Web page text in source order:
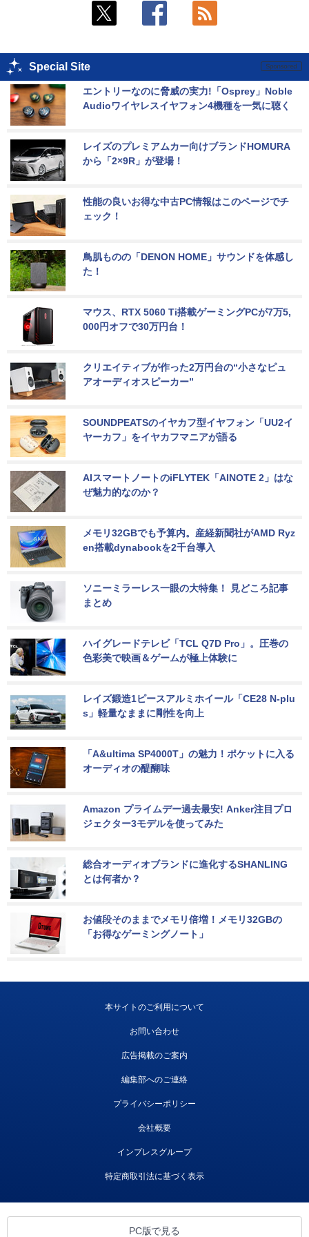
Special Site
エントリーなのに脅威の実力!「Osprey」Noble
Audioワイヤレスイヤフォン4機種を一気に聴く
レイズのプレミアムカー向けブランドHOMURA
から「2×9R」が登場！
性能の良いお得な中古PC情報はこのページでチ
ェック！
鳥肌ものの「DENON HOME」サウンドを体感し
た！
マウス、RTX 5060 Ti搭載ゲーミングPCが7万5,
000円オフで30万円台！
クリエイティブが作った2万円台の“小さなピュ
アオーディオスピーカー”
SOUNDPEATSのイヤカフ型イヤフォン「UU2イ
ヤーカフ」をイヤカフマニアが語る
AIスマートノートのiFLYTEK「AINOTE 2」はな
ぜ魅力的なのか？
メモリ32GBでも予算内。産経新聞社がAMD Ryz
en搭載dynabookを2千台導入
ソニーミラーレス一眼の大特集！ 見どころ記事
まとめ
ハイグレードテレビ「TCL Q7D Pro」。圧巻の
色彩美で映画＆ゲームが極上体験に
レイズ鍛造1ピースアルミホイール「CE28 N-plu
s」軽量なままに剛性を向上
「A&ultima SP4000T」の魅力！ポケットに入る
オーディオの醍醐味
Amazon プライムデー過去最安! Anker注目プロ
ジェクター3モデルを使ってみた
総合オーディオブランドに進化するSHANLING
とは何者か？
お値段そのままでメモリ倍増！メモリ32GBの
「お得なゲーミングノート」
本サイトのご利用について
お問い合わせ
広告掲載のご案内
編集部へのご連絡
プライバシーポリシー
会社概要
インプレスグループ
特定商取引法に基づく表示
PC版で見る